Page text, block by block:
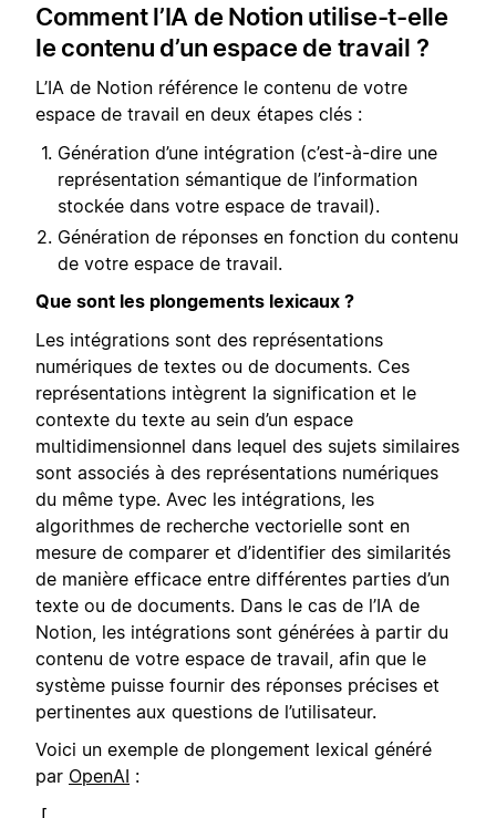
Comment l’IA de Notion utilise-t-elle
le contenu d’un espace de travail ?
L’IA de Notion référence le contenu de votre
espace de travail en deux étapes clés :
Génération d’une intégration (c’est-à-dire une
représentation sémantique de l’information
stockée dans votre espace de travail).
Génération de réponses en fonction du contenu
de votre espace de travail.
Que sont les plongements lexicaux ?
Les intégrations sont des représentations
numériques de textes ou de documents. Ces
représentations intègrent la signification et le
contexte du texte au sein d’un espace
multidimensionnel dans lequel des sujets similaires
sont associés à des représentations numériques
du même type. Avec les intégrations, les
algorithmes de recherche vectorielle sont en
mesure de comparer et d’identifier des similarités
de manière efficace entre différentes parties d’un
texte ou de documents. Dans le cas de l’IA de
Notion, les intégrations sont générées à partir du
contenu de votre espace de travail, afin que le
système puisse fournir des réponses précises et
pertinentes aux questions de l’utilisateur.
Voici un exemple de plongement lexical généré
par OpenAI :